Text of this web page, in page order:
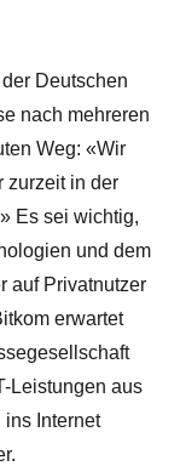
Deutschen
nach mehreren
Weg: «Wir
zurzeit in der
Es sei wichtig,
und dem
auf Privatnutzer
erwartet
Leistungen aus
Internet